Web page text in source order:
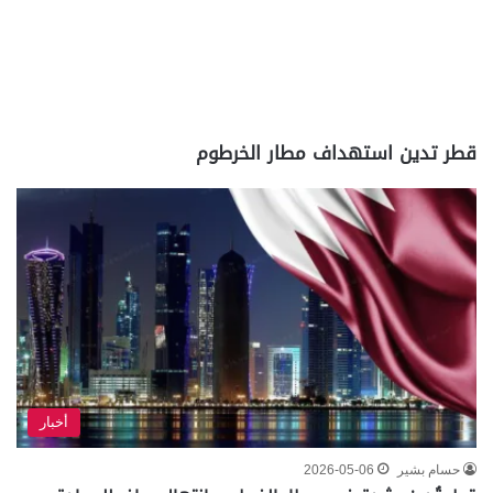
قطر تدين استهداف مطار الخرطوم
أخبار
حسام بشير 2026-05-06